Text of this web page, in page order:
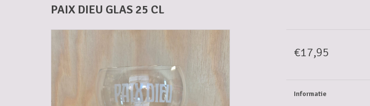
PAIX DIEU GLAS 25 CL
€17,95
Informatie